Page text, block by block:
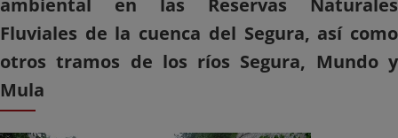
ambiental en las Reservas Naturales
Fluviales de la cuenca del Segura, así como
otros tramos de los ríos Segura, Mundo y
Mula